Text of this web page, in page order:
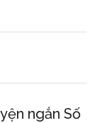
ngắn Số